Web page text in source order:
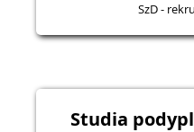
SzD -
Studia